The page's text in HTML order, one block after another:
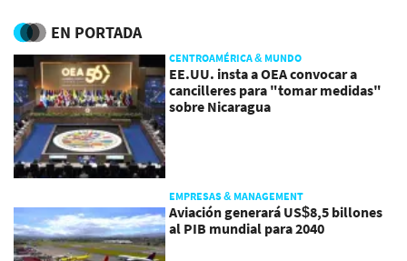
EN PORTADA
CENTROAMÉRICA & MUNDO
EE.UU. insta a OEA convocar a
cancilleres para "tomar medidas"
sobre Nicaragua
EMPRESAS & MANAGEMENT
Aviación generará US$8,5 billones
al PIB mundial para 2040